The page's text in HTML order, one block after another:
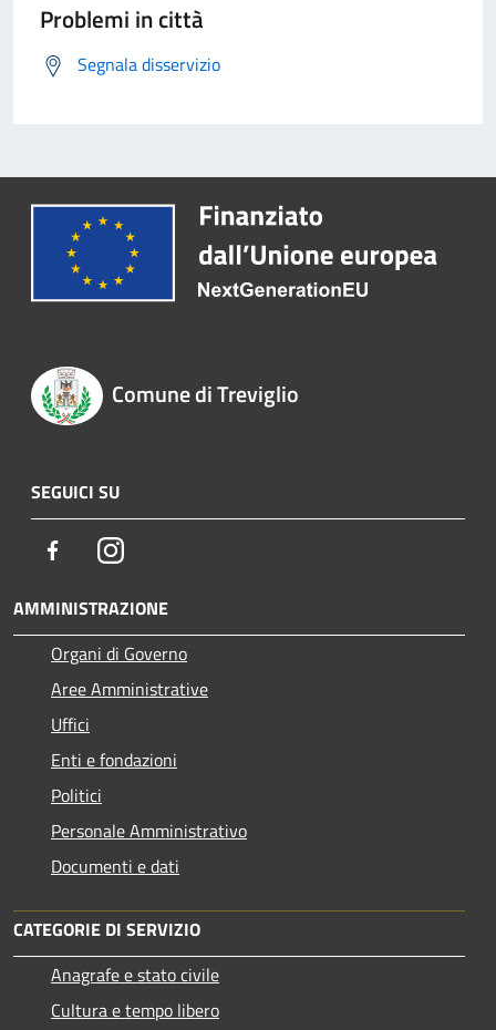
Problemi in città
Segnala disservizio
Comune di Treviglio
SEGUICI SU
FacebookInstagram
AMMINISTRAZIONE
Organi di Governo
Aree Amministrative
Uffici
Enti e fondazioni
Politici
Personale Amministrativo
Documenti e dati
CATEGORIE DI SERVIZIO
Anagrafe e stato civile
Cultura e tempo libero